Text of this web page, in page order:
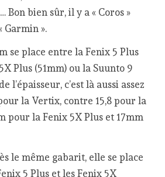
Bon bien sûr, il y a « Coros »
Garmin ».
se place entre la Fenix 5 Plus
Plus (51mm) ou la Suunto 9
l’épaisseur, c’est là aussi assez
la Vertix, contre 15,8 pour la
pour la Fenix 5X Plus et 17mm
le même gabarit, elle se place
5 Plus et les Fenix 5X